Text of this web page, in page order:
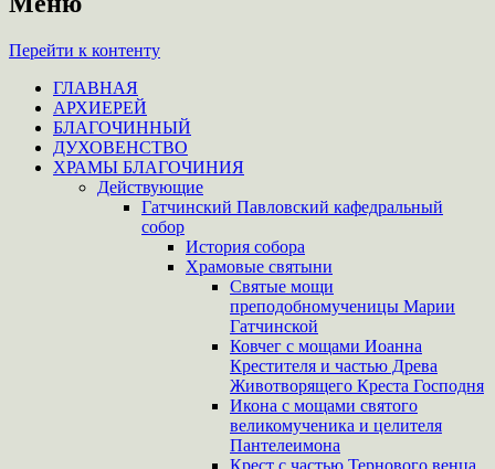
Перейти к контенту
ГЛАВНАЯ
АРХИЕРЕЙ
БЛАГОЧИННЫЙ
ДУХОВЕНСТВО
ХРАМЫ БЛАГОЧИНИЯ
Действующие
Гатчинский Павловский кафедральный
собор
История собора
Храмовые святыни
Святые мощи
преподобномученицы Марии
Гатчинской
Ковчег с мощами Иоанна
Крестителя и частью Древа
Животворящего Креста Господня
Икона с мощами святого
великомученика и целителя
Пантелеимона
Крест с частью Тернового венца